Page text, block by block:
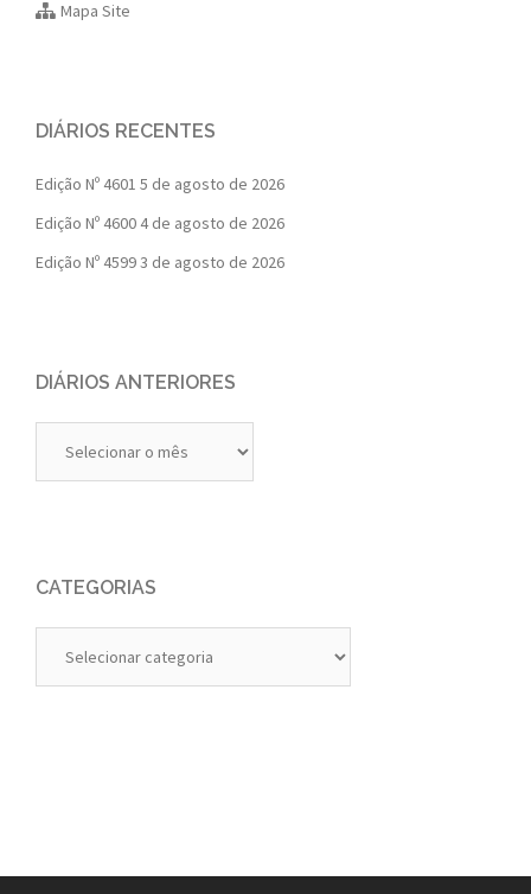
Mapa Site
DIÁRIOS RECENTES
Edição Nº 4601 5 de agosto de 2026
Edição Nº 4600 4 de agosto de 2026
Edição Nº 45993 de agosto de 2026
DIÁRIOS ANTERIORES
Anteriores
CATEGORIAS